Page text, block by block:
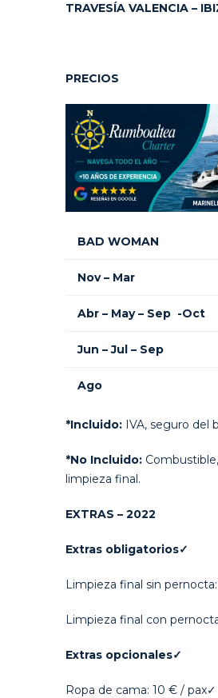
TRAVESÍA VALENCIA –
PRECIOS
BAD WOMAN
Nov – Mar
Abr – May – Sep -Oct
Jun – Jul – Sep
Ago
*Incluido: IVA, seguro del
*No Incluido:
limpieza final.
EXTRAS – 2022
Extras obligatorios✓
Limpieza final sin
Limpieza final con
Extras opcionales✓
Ropa de cama: 10 € / pax✓